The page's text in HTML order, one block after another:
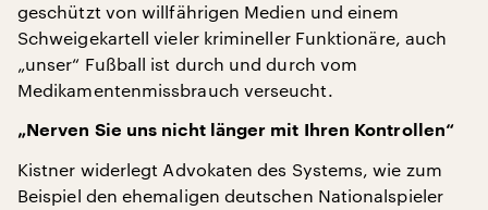
geschützt von willfährigen Medien und einem
Schweigekartell vieler krimineller Funktionäre, auch
„unser“ Fußball ist durch und durch vom
Medikamentenmissbrauch verseucht.
„Nerven Sie uns nicht länger mit Ihren Kontrollen“
Kistner widerlegt Advokaten des Systems, wie zum
Beispiel den ehemaligen deutschen Nationalspieler